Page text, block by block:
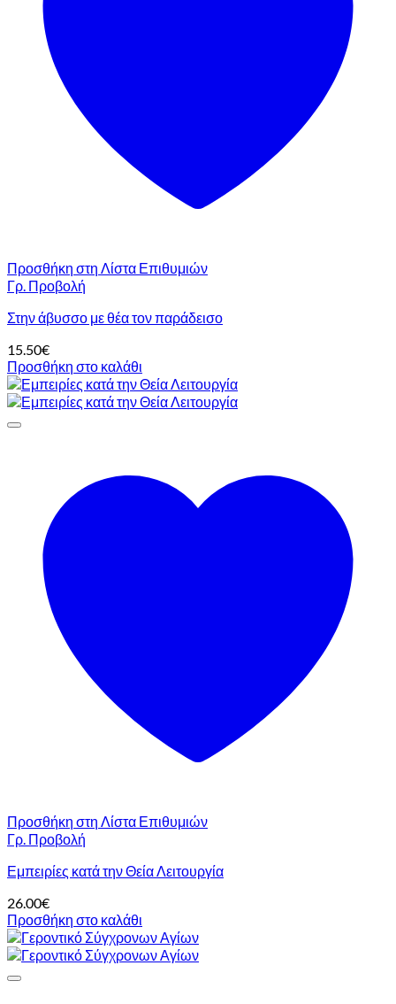
Προσθήκη στη Λίστα Επιθυμιών
Γρ. Προβολή
Στην άβυσσο με θέα τον παράδεισο
15.50€
Προσθήκη στο καλάθι
Προσθήκη στη Λίστα Επιθυμιών
Γρ. Προβολή
Εμπειρίες κατά την Θεία Λειτουργία
26.00€
Προσθήκη στο καλάθι